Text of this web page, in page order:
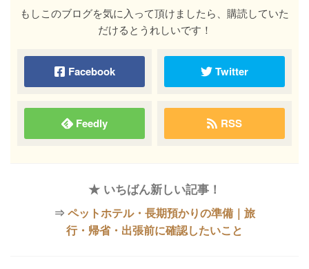
もしこのブログを気に入って頂けましたら、購読していた
だけるとうれしいです！
Facebook Twitter
Feedly RSS
★ いちばん新しい記事！
⇒ ペットホテル・長期預かりの準備｜旅
行・帰省・出張前に確認したいこと